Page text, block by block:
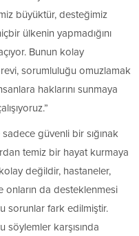
büyüktür, desteğimiz
ülkenin yapmadığını
Bunun kolay
sorumluluğu omuzlamak
haklarını sunmaya
güvenli bir sığınak
temiz bir hayat kurmaya
değildir, hastaneler,
onların da desteklenmesi
sorunlar fark edilmiştir.
karşısında